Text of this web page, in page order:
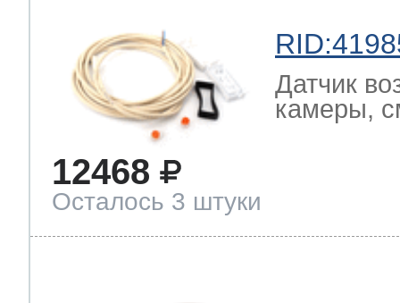
Датчик
камеры,
12468
Осталось 3 штуки